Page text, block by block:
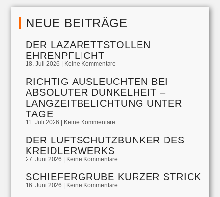
NEUE BEITRÄGE
DER LAZARETTSTOLLEN
EHRENPFLICHT
18. Juli 2026 Keine Kommentare
RICHTIG AUSLEUCHTEN BEI
ABSOLUTER DUNKELHEIT –
LANGZEITBELICHTUNG UNTER
TAGE
11. Juli 2026 Keine Kommentare
DER LUFTSCHUTZBUNKER DES
KREIDLERWERKS
27. Juni 2026 Keine Kommentare
SCHIEFERGRUBE KURZER STRICK
16. Juni 2026 Keine Kommentare